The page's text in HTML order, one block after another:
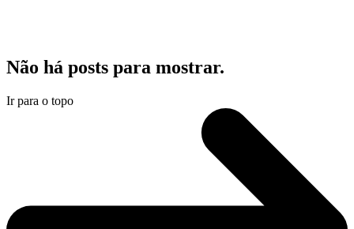
Não há posts para mostrar.
Ir para o topo